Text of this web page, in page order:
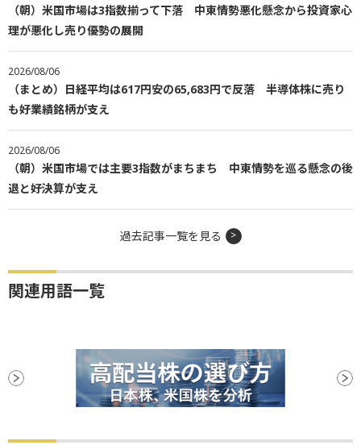
（朝）米国市場は3指数揃って下落 中東情勢悪化懸念から投資家心
理が悪化し売り優勢の展開
2026/08/06
（まとめ）日経平均は617円安の65,683円で反落 半導体株に売り
も好業績銘柄が支え
2026/08/06
（朝）米国市場では主要3指数がまちまち 中東情勢を巡る懸念の後
退と好決算が支え
過去記事一覧を見る
関連用語一覧